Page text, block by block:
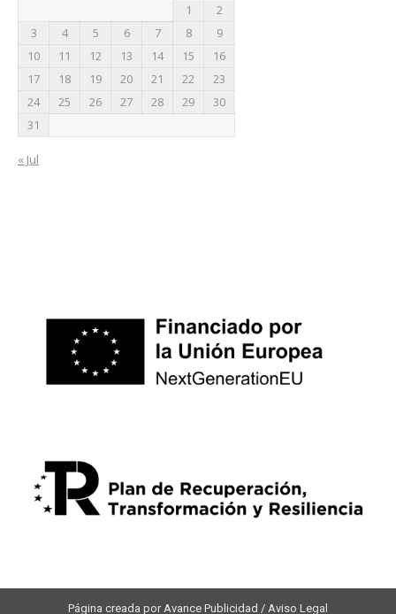
1
2
3
4 5 6 7 8
9
10
11 12 13 14 15
16
17
18 19 20 21 22
23
24
25 26 27 28 29
30
31
« Jul
Página creada por Avance Publicidad / Aviso Legal